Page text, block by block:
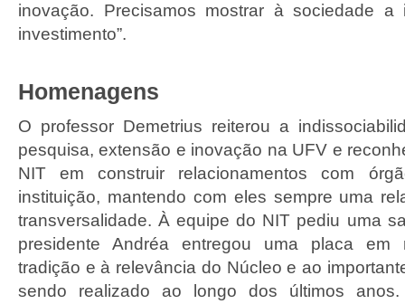
inovação. Precisamos mostrar à sociedade a
investimento”.
Homenagens
O professor Demetrius reiterou a
pesquisa, extensão e inovação na UFV e
NIT em construir relacionamentos com
instituição, mantendo com eles sempre uma
transversalidade. À equipe do NIT pediu uma
presidente Andréa entregou uma placa em
tradição e à relevância do Núcleo e ao
sendo realizado ao longo dos últimos